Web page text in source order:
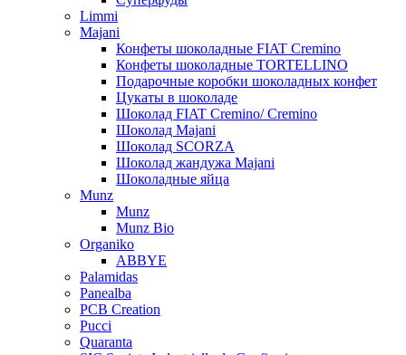
Limmi
Majani
Конфеты шоколадные FIAT Cremino
Конфеты шоколадные TORTELLINO
Подарочные коробки шоколадных конфет
Цукаты в шоколаде
Шоколад FIAT Cremino/ Cremino
Шоколад Majani
Шоколад SCORZA
Шоколад жандужа Majani
Шоколадные яйца
Munz
Munz
Munz Bio
Organiko
ABBYE
Palamidas
Panealba
PCB Creation
Pucci
Quaranta